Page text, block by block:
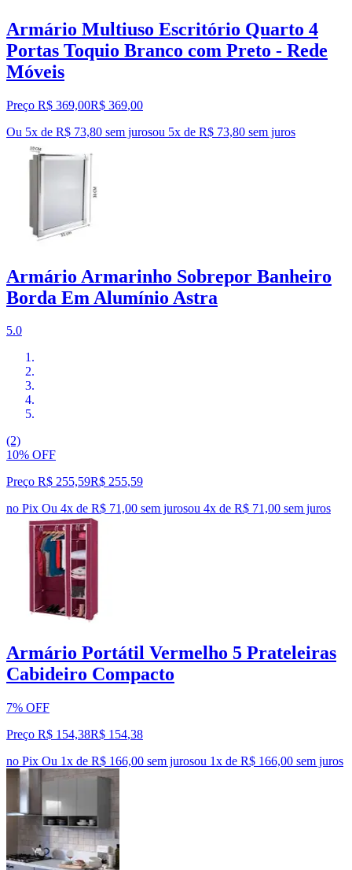
Armário Multiuso Escritório Quarto 4
Portas Toquio Branco com Preto - Rede
Móveis
Preço R$ 369,00R$ 369,00
Ou 5x de R$ 73,80 sem jurosou 5x de R$ 73,80 sem juros
Armário Armarinho Sobrepor Banheiro
Borda Em Alumínio Astra
5.0
(2)
10% OFF
Preço R$ 255,59R$ 255,59
no Pix Ou 4x de R$ 71,00 sem jurosou 4x de R$ 71,00 sem juros
Armário Portátil Vermelho 5 Prateleiras
Cabideiro Compacto
7% OFF
Preço R$ 154,38R$ 154,38
no Pix Ou 1x de R$ 166,00 sem jurosou 1x de R$ 166,00 sem juros